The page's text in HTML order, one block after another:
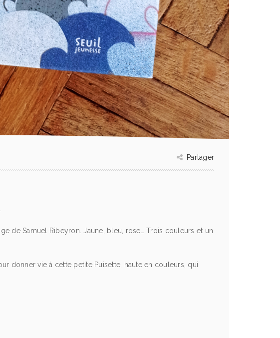
Partager
de Samuel Ribeyron. Jaune, bleu, rose… Trois couleurs et un
donner vie à cette petite Puisette, haute en couleurs, qui